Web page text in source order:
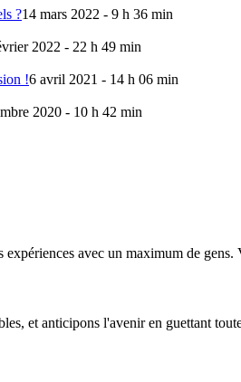
?14 mars 2022 - 9 h 36 min
2022 - 22 h 49 min
!6 avril 2021 - 14 h 06 min
2020 - 10 h 42 min
avec un maximum de
et anticipons l'avenir en guettant